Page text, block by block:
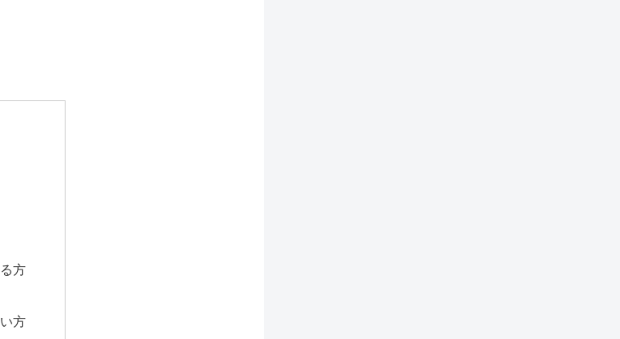
方
方